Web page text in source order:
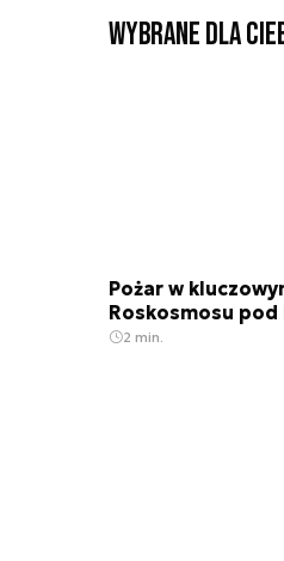
Wybrane dla
Pożar w
Roskosmosu pod
2 min.